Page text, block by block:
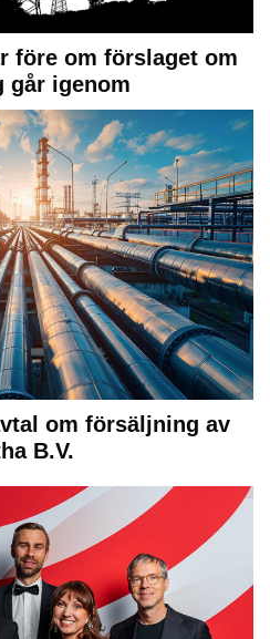
före om förslaget om
går igenom
om försäljning av
B.V.